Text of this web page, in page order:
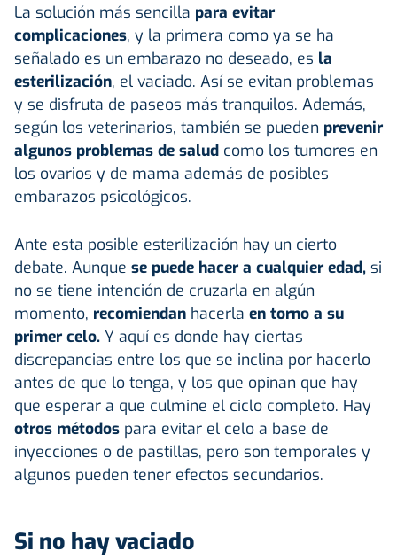
La solución más sencilla para evitar
complicaciones, y la primera como ya se ha
señalado es un embarazo no deseado, es la
esterilización, el vaciado. Así se evitan problemas
y se disfruta de paseos más tranquilos. Además,
según los veterinarios, también se pueden prevenir
algunos problemas de salud como los tumores en
los ovarios y de mama además de posibles
embarazos psicológicos.
Ante esta posible esterilización hay un cierto
debate. Aunque se puede hacer a cualquier edad, si
no se tiene intención de cruzarla en algún
momento, recomiendan hacerla en torno a su
primer celo. Y aquí es donde hay ciertas
discrepancias entre los que se inclina por hacerlo
antes de que lo tenga, y los que opinan que hay
que esperar a que culmine el ciclo completo. Hay
otros métodos para evitar el celo a base de
inyecciones o de pastillas, pero son temporales y
algunos pueden tener efectos secundarios.
Si no hay vaciado